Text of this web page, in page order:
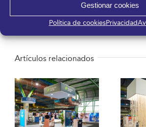
Gestionar cookies
Política de cookiesPrivacidad
Facebook
X LinkedInWhatsApp
Artículos relacionados